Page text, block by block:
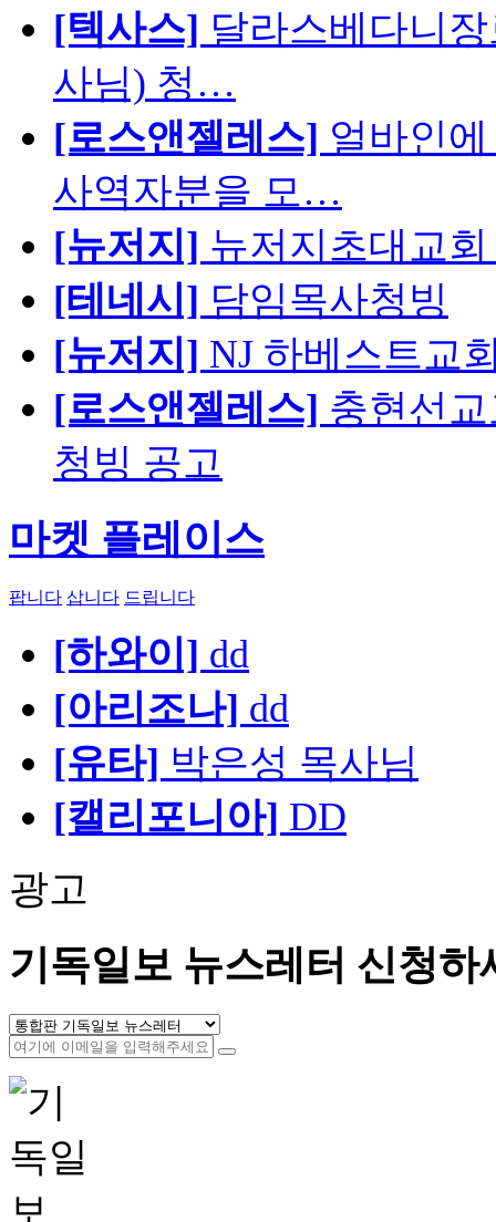
[텍사스] 달라스베다니
사님) 청…
[로스앤젤레스] 얼바인
사역자분을 모…
[뉴저지] 뉴저지초대교
[테네시] 담임목사청빙
[뉴저지] NJ 하베스트교
[로스앤젤레스] 충현선
청빙 공고
마켓 플레이스
팝니다 삽니다 드립니다
[하와이] dd
[아리조나] dd
[유타] 박은성 목사님
[캘리포니아] DD
광고
기독일보 뉴스레터 신청하